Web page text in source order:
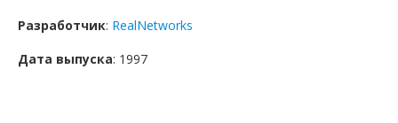
Разработчик: RealNetworks
Дата выпуска: 1997